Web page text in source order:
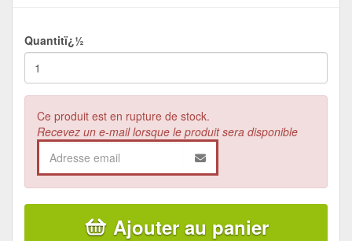
Quantitï¿½
Ce produit est en rupture de stock.
Recevez un e-mail lorsque le produit sera disponible
Ajouter au panier